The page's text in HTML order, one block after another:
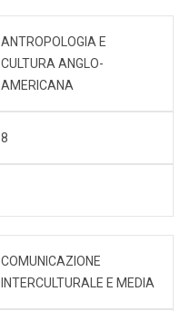
ANTROPOLOGIA E
CULTURA ANGLO-
AMERICANA
8
COMUNICAZIONE
INTERCULTURALE E MEDIA